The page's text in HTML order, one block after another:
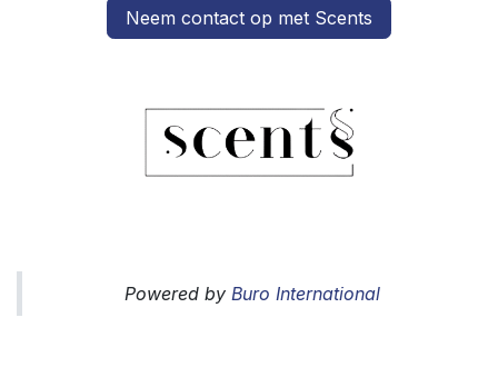
Neem contact op met Scents
Powered by Buro International